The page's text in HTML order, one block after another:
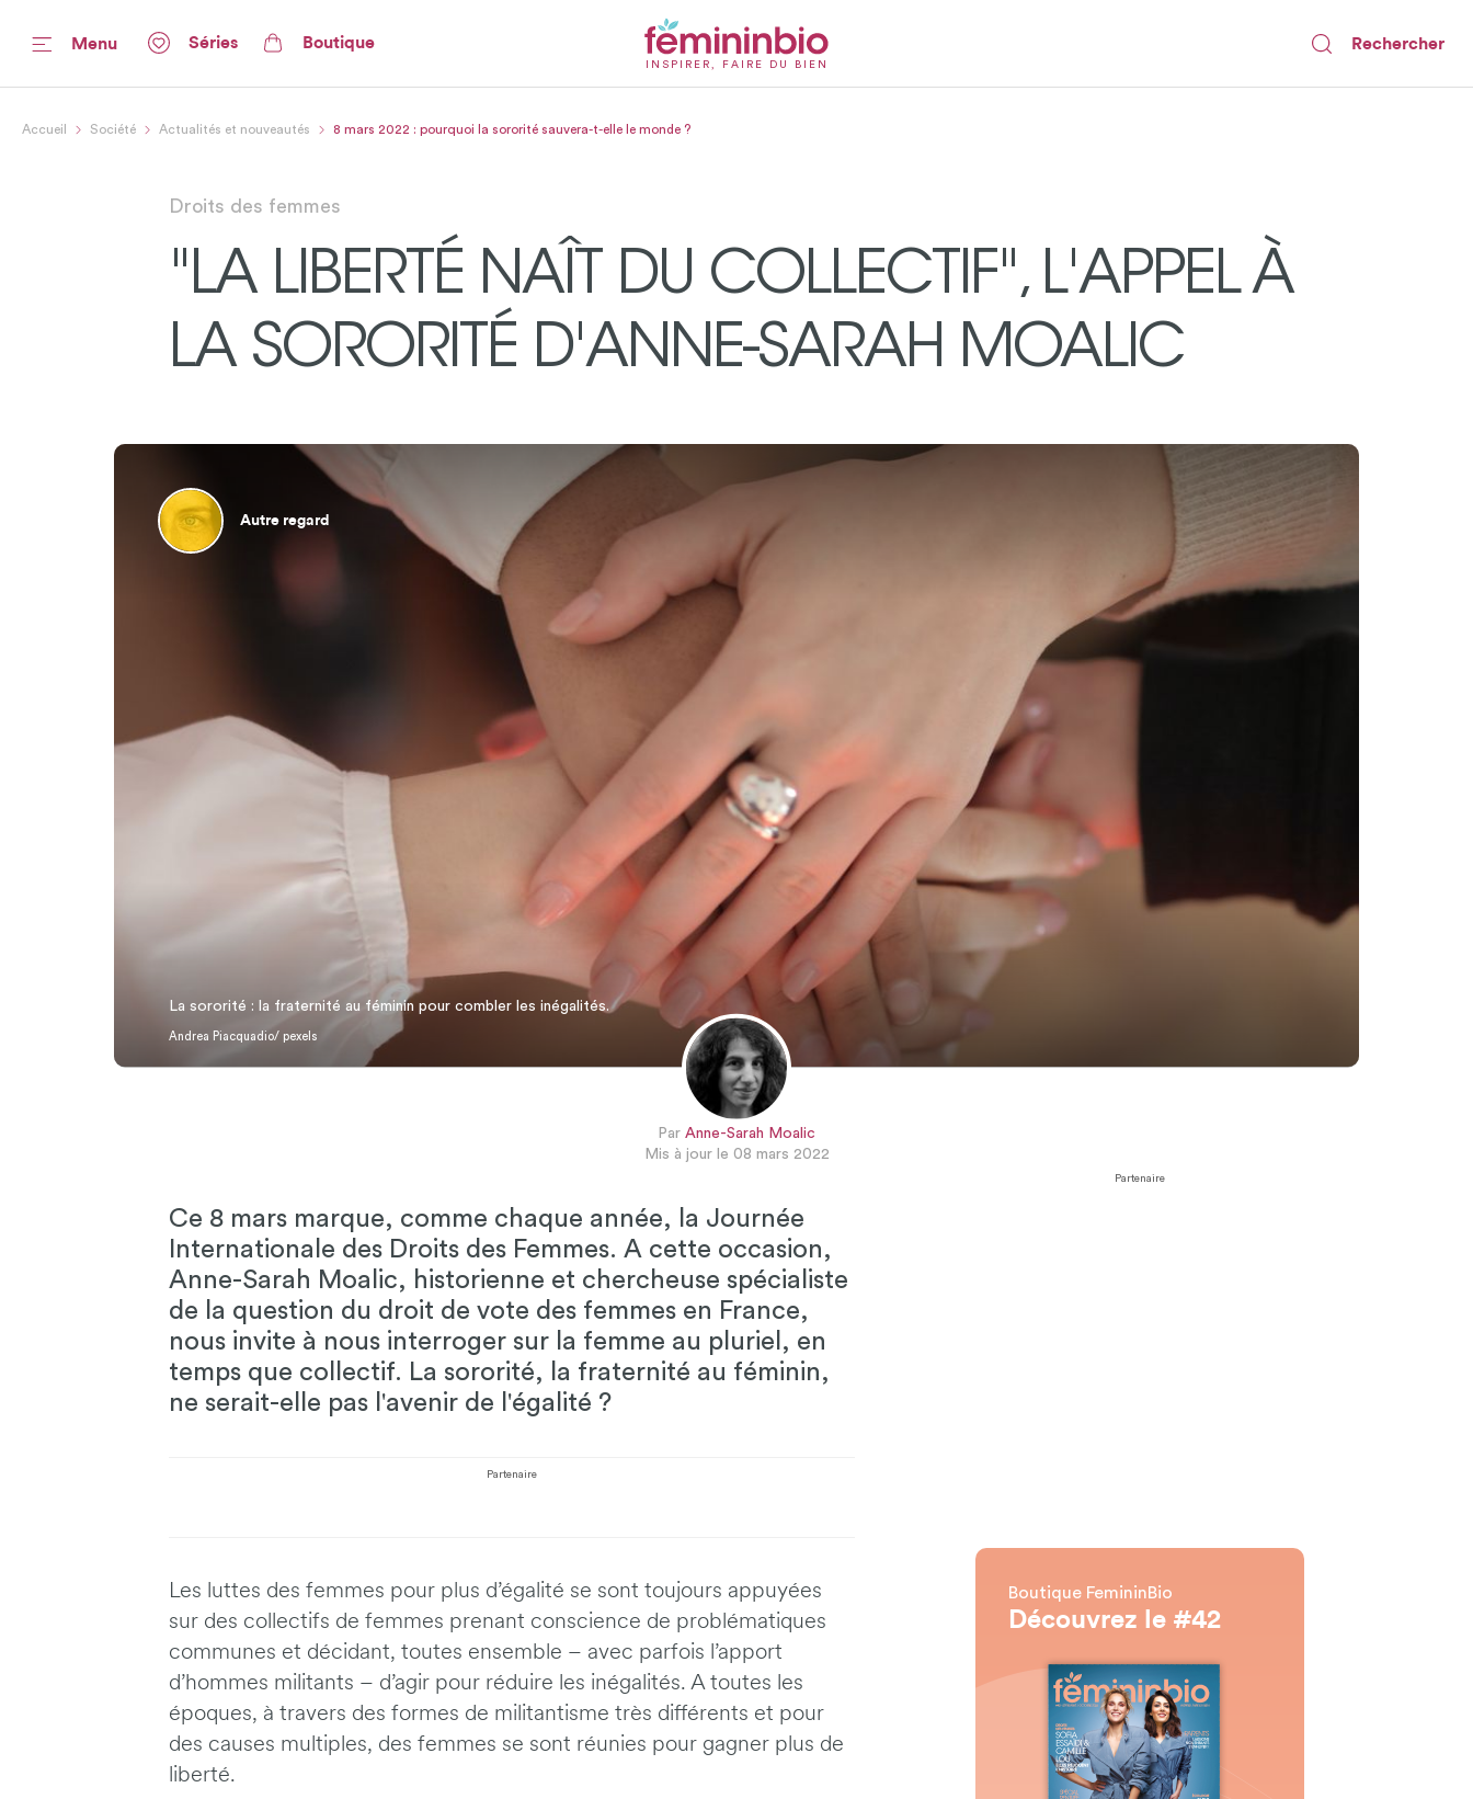
Menu Séries Boutique
INSPIRER, FAIRE DU BIEN
Rechercher
Accueil Société Actualités et nouveautés 8 mars 2022 : pourquoi la sororité sauvera-t-elle le monde ?
Droits des femmes
"LA LIBERTÉ NAÎT DU COLLECTIF", L'APPEL À
LA SORORITÉ D'ANNE-SARAH MOALIC
La sororité : la fraternité au féminin pour combler les inégalités.
Andrea Piacquadio/ pexels
Autre regard
Par Anne-Sarah Moalic
Mis à jour le 08 mars 2022
Partenaire
Boutique FemininBio
Découvrez le #42
Ce 8 mars marque, comme chaque année, la Journée
Internationale des Droits des Femmes. A cette occasion,
Anne-Sarah Moalic, historienne et chercheuse spécialiste
de la question du droit de vote des femmes en France,
nous invite à nous interroger sur la femme au pluriel, en
temps que collectif. La sororité, la fraternité au féminin,
ne serait-elle pas l'avenir de l'égalité ?
Partenaire
Les luttes des femmes pour plus d’égalité se sont toujours appuyées
sur des collectifs de femmes prenant conscience de problématiques
communes et décidant, toutes ensemble – avec parfois l’apport
d’hommes militants – d’agir pour réduire les inégalités. A toutes les
époques, à travers des formes de militantisme très différents et pour
des causes multiples, des femmes se sont réunies pour gagner plus de
liberté.